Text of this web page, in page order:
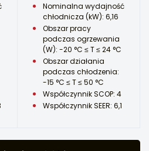
Nominalna wydajność
chłodnicza (kW): 6,16
Obszar pracy
podczas ogrzewania
(W): -20 °C ≤ T ≤ 24 °C
Obszar działania
podczas chłodzenia:
-15 °C ≤ T ≤ 50 °C
Współczynnik SCOP: 4
Współczynnik SEER: 6,1